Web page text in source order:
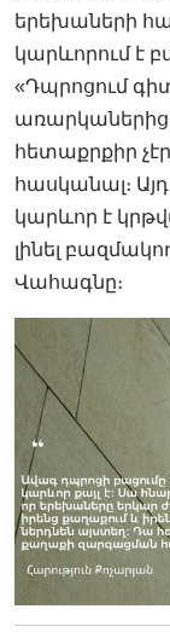
երեխաների
կարևորում է
«Դպրոցում
առարկաներից։
հետաքրքիր
հասկանալ։
կարևոր է
լինել
Վահագնը։